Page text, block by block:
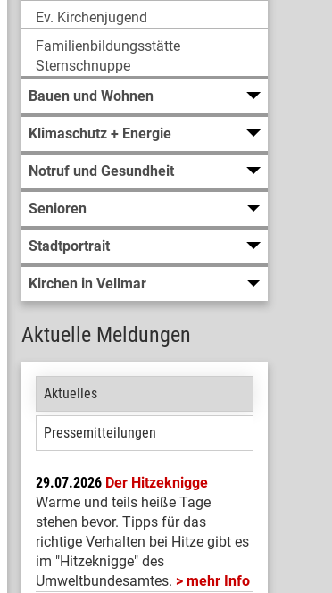
Ev. Kirchenjugend
Familienbildungsstätte
Sternschnuppe
Bauen und Wohnen
Klimaschutz + Energie
Notruf und Gesundheit
Senioren
Stadtportrait
Kirchen in Vellmar
Aktuelle Meldungen
Aktuelles
Pressemitteilungen
29.07.2026 Der Hitzeknigge
Warme und teils heiße Tage
stehen bevor. Tipps für das
richtige Verhalten bei Hitze gibt es
im "Hitzeknigge" des
Umweltbundesamtes.
mehr Info